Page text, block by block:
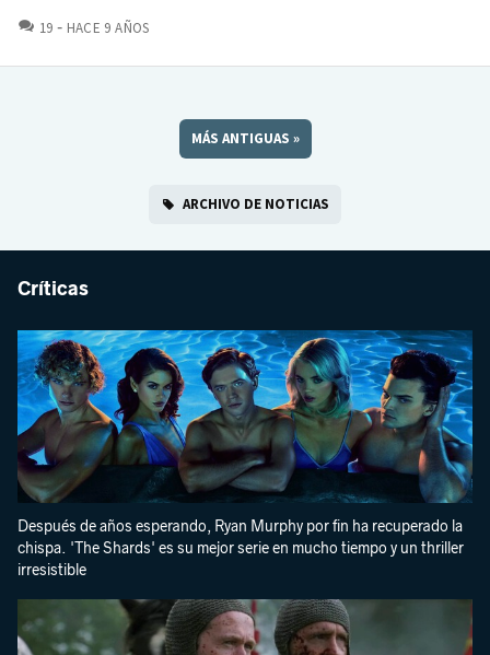
19 COMENTARIOS
HACE 9 AÑOS
MÁS ANTIGUAS »
ARCHIVO DE NOTICIAS
Críticas
Después de años esperando, Ryan Murphy por fin ha recuperado la
chispa. 'The Shards' es su mejor serie en mucho tiempo y un thriller
irresistible